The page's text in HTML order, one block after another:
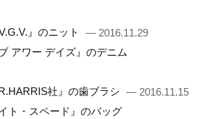
』のニット
— 2016.11.29
アワー デイズ』のデニム
社』の歯ブラシ — 2016.11.15
ト・スペード』のバッグ